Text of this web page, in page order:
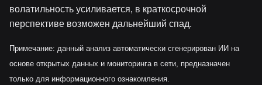
волатильность усиливается, в краткосрочной
перспективе возможен дальнейший спад.
Примечание: данный анализ автоматически сгенерирован ИИ на
основе открытых данных и мониторинга в сети, предназначен
только для информационного ознакомления.